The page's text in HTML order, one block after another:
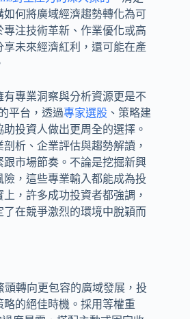
何將廣域經濟趨勢轉化為可
注技術革新、作業優化或高
未來經濟紅利，還可能在產
專業洞察與分析資源更是不
平台，透過專家選股 、策略建
投資人做出更周全的選擇。
析、企業評估與趨勢解讀，
市場節奏。不論是挖掘新興
，這些專業輸入都能成為投
，許多成功投資者都強調，
在競爭激烈的環境中脫穎而
頭轉向更包容的廣域發展，投
的絕佳時機。採用等權重